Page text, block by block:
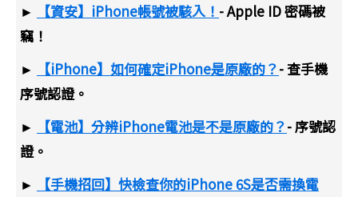
►
【資安】iPhone帳號被駭入！ - Apple ID 密碼被
竊！
►
【iPhone】如何確定iPhone是原廠的？- 查手機
序號認證。
►
【電池】分辨iPhone電池是不是原廠的？- 序號認
證。
►
【手機招回】快檢查你的iPhone 6S是否需換電